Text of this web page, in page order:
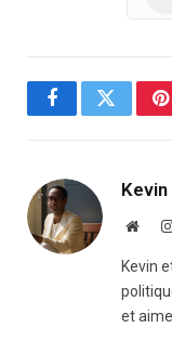
FacebookTwitter
Kevin
et